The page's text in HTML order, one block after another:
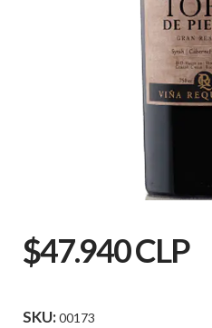
$47.940 CLP
SKU:00173